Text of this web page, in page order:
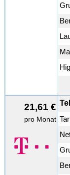
21,61 €
pro Monat